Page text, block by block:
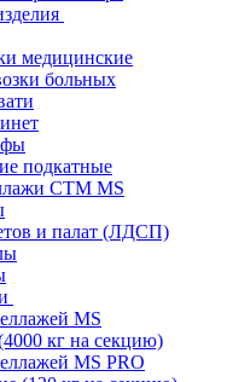
медицинские
больных
подкатные
CTM MS
и палат (ЛДСП)
MS
кг на секцию)
MS PRO